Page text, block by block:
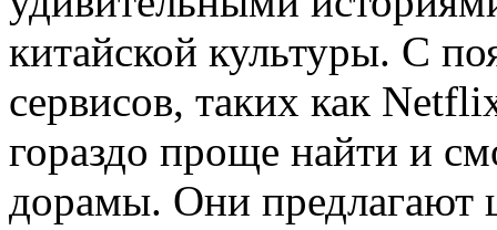
китайской культуры. С
сервисов, таких как
гораздо проще найти и
дорамы. Они